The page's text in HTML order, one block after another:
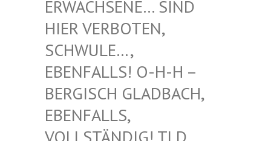
SENE… SIND HIER V
ERBOTEN, SCHWUL
E…, EBENFA
LLS! O-H-H – BERGIS
CH GLADBACH, EBENFA
LLS, VOLLST
ÄNDIG! TLD IST EI